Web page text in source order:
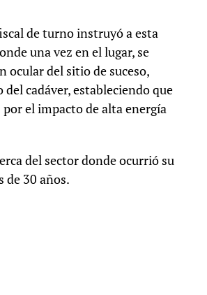
de turno instruyó a esta
una vez en el lugar, se
ocular del sitio de suceso,
cadáver, estableciendo que
el impacto de alta energía
del sector donde ocurrió su
de 30 años.